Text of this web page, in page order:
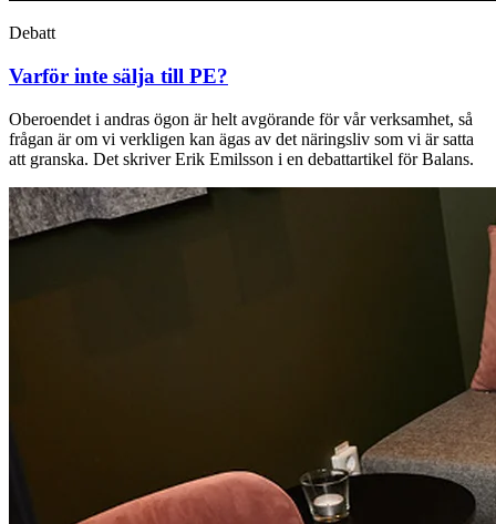
Debatt
Varför inte sälja till PE?
Oberoendet i andras ögon är helt avgörande för vår verksamhet, så
frågan är om vi verkligen kan ägas av det näringsliv som vi är satta
att granska. Det skriver Erik Emilsson i en debattartikel för Balans.